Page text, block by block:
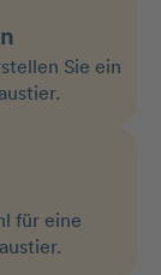
Sie ein
für eine